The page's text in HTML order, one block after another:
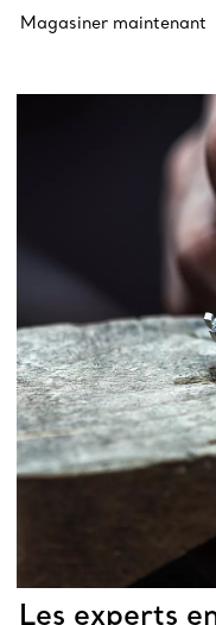
Magasiner maintenant
Les experts